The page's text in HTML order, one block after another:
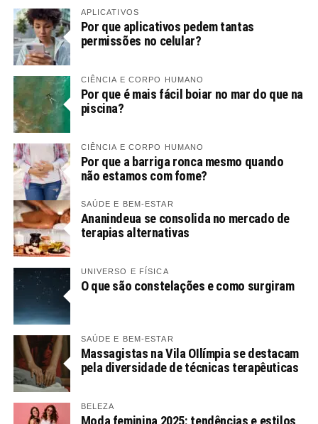
APLICATIVOS
Por que aplicativos pedem tantas
permissões no celular?
CIÊNCIA E CORPO HUMANO
Por que é mais fácil boiar no mar do que na
piscina?
CIÊNCIA E CORPO HUMANO
Por que a barriga ronca mesmo quando
não estamos com fome?
SAÚDE E BEM-ESTAR
Ananindeua se consolida no mercado de
terapias alternativas
UNIVERSO E FÍSICA
O que são constelações e como surgiram
SAÚDE E BEM-ESTAR
Massagistas na Vila OIlímpia se destacam
pela diversidade de técnicas terapêuticas
BELEZA